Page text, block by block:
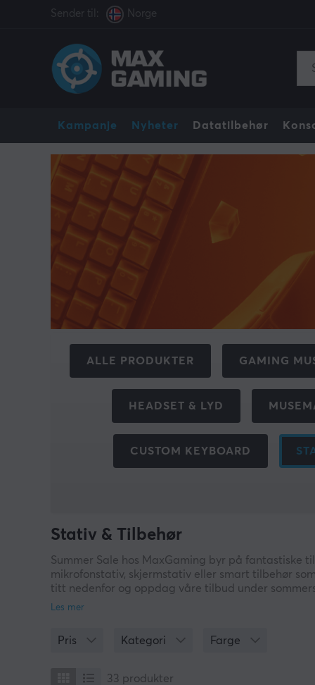
Sender til: Norge
Kampanje Nyheter Datatilbehør
ALLE PRODUKTER GAMING
HEADSET & LYD
CUSTOM KEYBOARD
Stativ & Tilbehør
Summer Sale hos MaxGaming byr på fantastiske
mikrofonstativ, skjermstativ eller smart tilbehør
titt nedenfor og oppdag våre tilbud under
Pris Kategori Farge
33 produkter